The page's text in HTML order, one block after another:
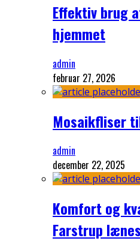
Effektiv brug
hjemmet
admin
februar 27, 2026
Mosaikfliser
admin
december 22, 2025
Komfort og
Farstrup